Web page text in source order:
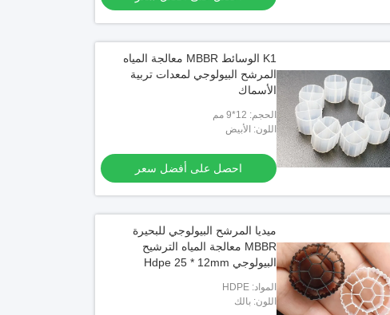
K1 الوسائط MBBR معالجة المياه
المرشح البيولوجي لمعدات تربية
الأسماك
الحجم: 12*9 مم
اللون: الأبيض
احصل على أفضل سعر
ميديا المرشح البيولوجي للبحيرة
MBBR معالجة المياه الترشيح
البيولوجي Hdpe 25 * 12mm
المواد: HDPE
اللون: بالك